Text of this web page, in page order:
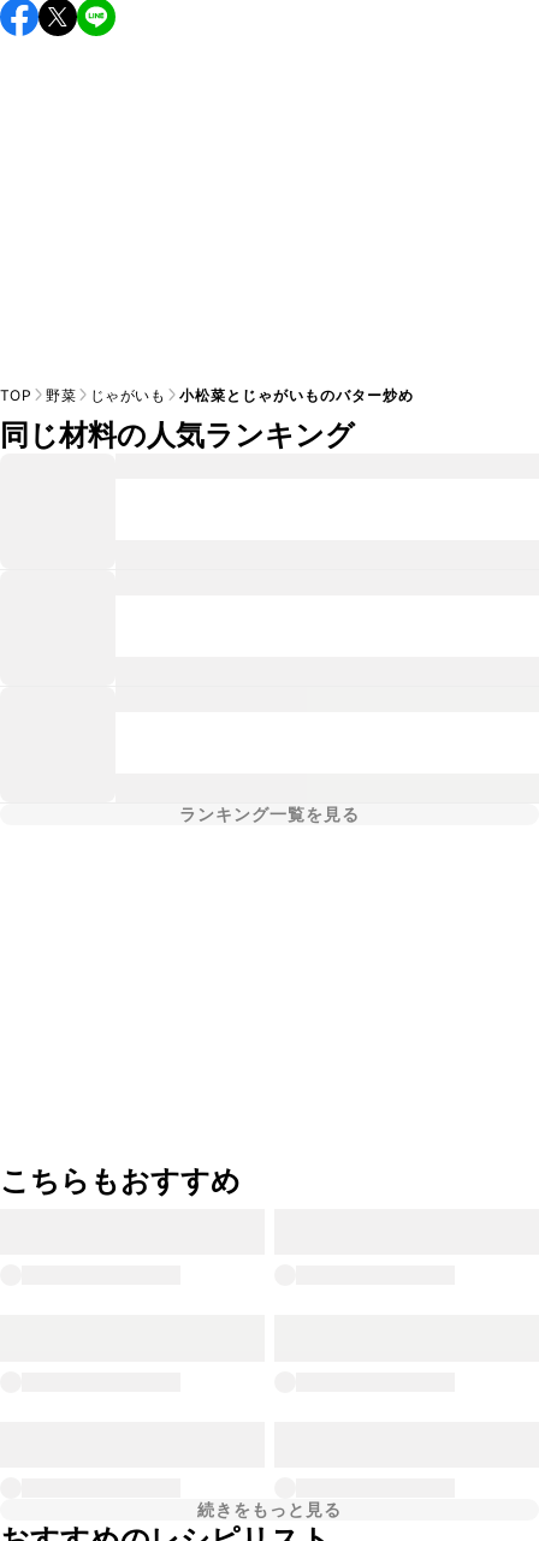
保存期間は冷蔵で翌日中が目安です。なるべくお早めにお召
し上がりください。
TOP 野菜 じゃがいも 小松菜とじゃがいものバター炒め
同じ材料の人気ランキング
ランキング一覧を見る
こちらもおすすめ
続きをもっと見る